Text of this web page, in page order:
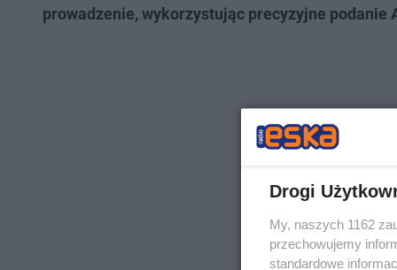
prowadzenie, wykorzystując precyzyjne podanie
Drogi
My, naszych 1162
przechowujemy
standardowe